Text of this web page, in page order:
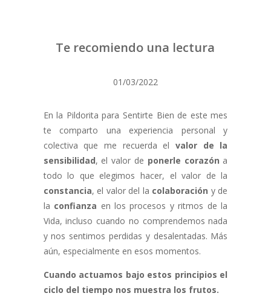
Te recomiendo una lectura
01/03/2022
En la Pildorita para Sentirte Bien de este mes
te comparto una experiencia personal y
colectiva que me recuerda el valor de la
sensibilidad, el valor de ponerle corazón a
todo lo que elegimos hacer, el valor de la
constancia, el valor del la colaboración y de
la confianza en los procesos y ritmos de la
Vida, incluso cuando no comprendemos nada
y nos sentimos perdidas y desalentadas. Más
aún, especialmente en esos momentos.
Cuando actuamos bajo estos principios el
ciclo del tiempo nos muestra los frutos.